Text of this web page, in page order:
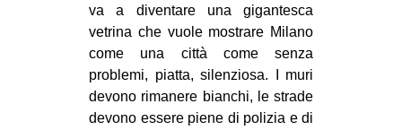
va a diventare una gigantesca
vetrina che vuole mostrare Milano
come una città come senza
problemi, piatta, silenziosa. I muri
devono rimanere bianchi, le strade
devono essere piene di polizia e di